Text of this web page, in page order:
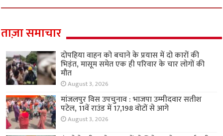
ताज़ा समाचार
दोपहिया वाहन को बचाने के प्रयास में दो कारों की
भिड़ंत, मासूम समेत एक ही परिवार के चार लोगों की
मौत
August 3, 2026
मांजलपुर विस उपचुनाव : भाजपा उम्मीदवार सतीश
पटेल, 11वें राउंड में 17,198 वोटों से आगे
August 3, 2026